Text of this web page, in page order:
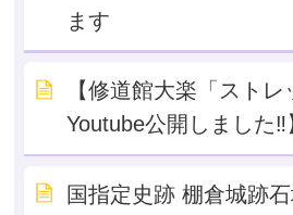
ます
【修道館大楽「ストレ
Youtube公開しました‼
国指定史跡 棚倉城跡